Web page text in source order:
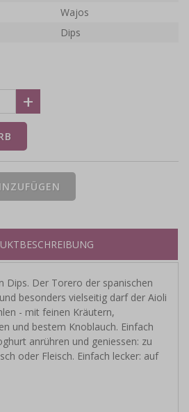
Wajos
Dips
Dips. Der Torero der spanischen
besonders vielseitig darf der Aioli
- mit feinen Kräutern,
und bestem Knoblauch. Einfach
anrühren und geniessen: zu
oder Fleisch. Einfach lecker: auf